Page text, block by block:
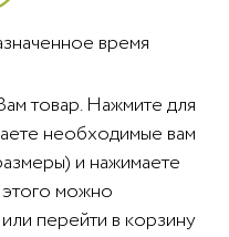
время
товар. Нажмите для
необходимые вам
и нажимаете
можно
перейти в корзину